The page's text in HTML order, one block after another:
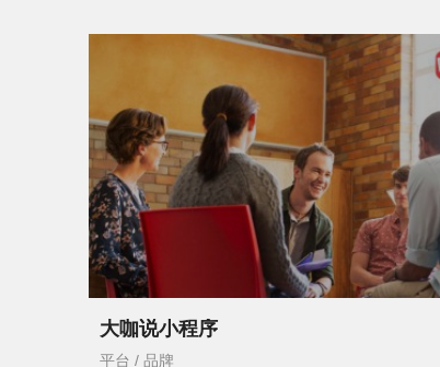
大咖说小程序
平台 / 品牌